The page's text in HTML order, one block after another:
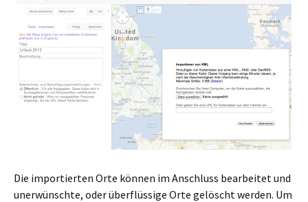
Die importierten Orte können im Anschluss bearbeitet und
unerwünschte, oder überflüssige Orte gelöscht werden. Um